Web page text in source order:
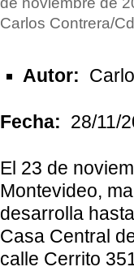
Carlos Contrera/
Autor:
Fecha: 28/11/
El 23 de
Montevideo,
desarrolla
Casa Central
calle Cerrito